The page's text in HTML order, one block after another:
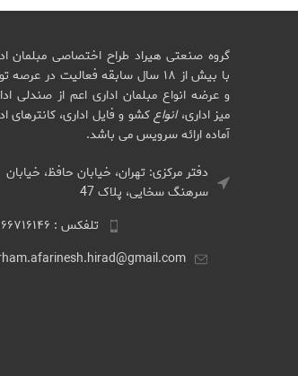
گروه صنعتی هیراد طراح اختصاصی مبلمان
با بیش از ۱۸ سال سابقه فعالیت در عرصه
و عرضه انواع مبلمان اداری اعم از صندلی
میز اداری،انواعکشو و فایل اداری، کانترهای
آماده ارائه سرویس می باشد.
دفتر مرکزی: تهران، خیابان حافظ، خیابان
سرهنگ سخایی، پلاک 47
تلفکس : ۰۲۱۶۶۷۱۶۱۴۶